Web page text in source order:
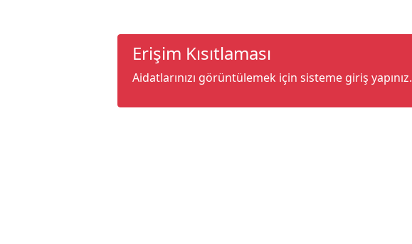
Erişim Kısıtlaması
Aidatlarınızı görüntülemek için sisteme giriş yapınız.